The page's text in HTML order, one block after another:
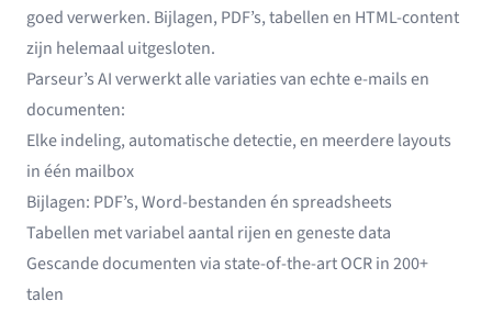
goed verwerken. Bijlagen, PDF’s, tabellen en HTML-content
zijn helemaal uitgesloten.
Parseur’s AI verwerkt alle variaties van echte e-mails en
documenten:
Elke indeling, automatische detectie, en meerdere layouts
in één mailbox
Bijlagen: PDF’s, Word-bestanden én spreadsheets
Tabellen met variabel aantal rijen en geneste data
Gescande documenten via state-of-the-art OCRin 200+
talen